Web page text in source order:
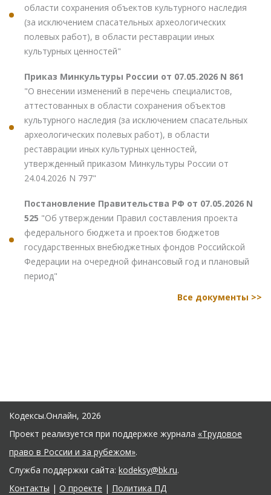
области сохранения объектов культурного наследия
(за исключением спасательных археологических
полевых работ), в области реставрации иных
культурных ценностей"
Приказ Минкультуры России от 07.05.2026 N 861
"О внесении изменений в перечень специалистов,
аттестованных в области сохранения объектов
культурного наследия (за исключением спасательных
археологических полевых работ), в области
реставрации иных культурных ценностей,
утвержденный приказом Минкультуры России от
24.04.2026 N 797"
Постановление Правительства РФ от 07.05.2026 N
525 "Об утверждении Правил составления проекта
федерального бюджета и проектов бюджетов
государственных внебюджетных фондов Российской
Федерации на очередной финансовый год и плановый
период"
Все документы >>
Кодексы.Онлайн, 2026
Проект реализуется при поддержке журнала «Трудовое
право в России и за рубежом».
Служба поддержки сайта: kodeksy@bk.ru.
Контакты | О проекте | Политика ПД